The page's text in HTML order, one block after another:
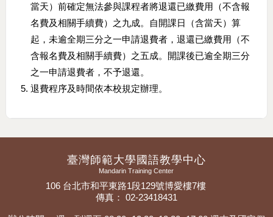
當天）前確定無法參與課程者將退還已繳費用（不含報
名費及相關手續費）之九成。自開課日（含當天）算
起，未逾全期三分之一申請退費者，退還已繳費用（不
含報名費及相關手續費）之五成。開課後已逾全期三分
之一申請退費者，不予退還。
退費程序及時間依本校規定辦理。
臺灣師範大學國語教學中心
Mandarin Training Center
106 台北市和平東路1段129號博愛樓7樓
傳真： 02-23418431